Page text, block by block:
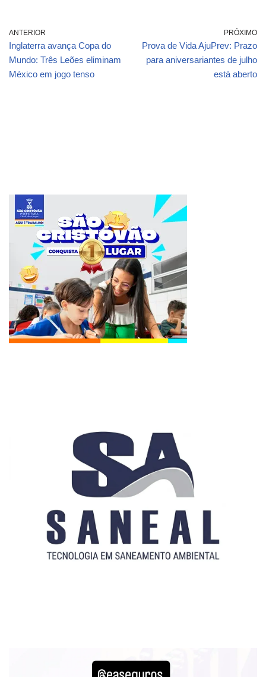
ANTERIOR
Inglaterra avança Copa do
Mundo: Três Leões eliminam
México em jogo tenso
PRÓXIMO
Prova de Vida AjuPrev: Prazo
para aniversariantes de julho
está aberto